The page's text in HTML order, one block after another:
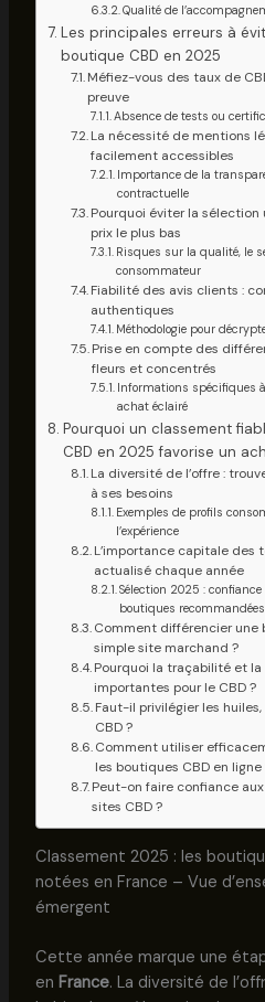
Qualité de
Les principales erreurs à
boutique CBD en 2025
Méfiez-vous des taux de
preuve
Absence de tests ou
La nécessité de mentions
facilement accessibles
Importance de la
contractuelle
Pourquoi éviter la
prix le plus bas
Risques sur la qualité, le
consommateur
Fiabilité des avis clients :
authentiques
Méthodologie pour
Prise en compte des
fleurs et concentrés
Informations spécifiques
achat éclairé
Pourquoi un classement
CBD en 2025 favorise un
La diversité de l’offre :
à ses besoins
Exemples de profils
l’expérience
L’importance capitale des
actualisé chaque année
Sélection 2025 :
boutiques recommandées
Comment différencier une
simple site marchand ?
Pourquoi la traçabilité et
importantes pour le CBD ?
Faut-il privilégier les
CBD ?
Comment utiliser
les boutiques CBD en ligne
Peut-on faire confiance
sites CBD ?
Classement 2025 : les
notées en France – Vue
émergent
Cette année marque une
en France. La diversité de